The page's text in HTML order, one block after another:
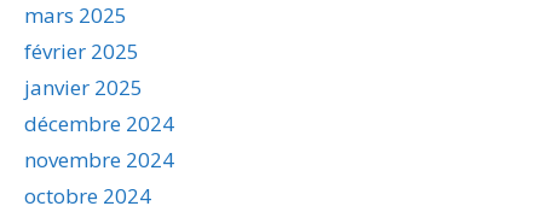
mars 2025
février 2025
janvier 2025
décembre 2024
novembre 2024
octobre 2024